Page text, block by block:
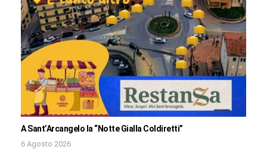
A Sant’Arcangelo la “Notte Gialla Coldiretti”
6 Agosto 2026